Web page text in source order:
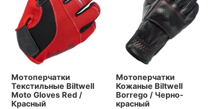
Мотоперчатки
Текстильные Biltwell
Moto Gloves Red /
Красный
Мотоперчатки
Кожаные Biltwell
Borrego / Черно-
красный